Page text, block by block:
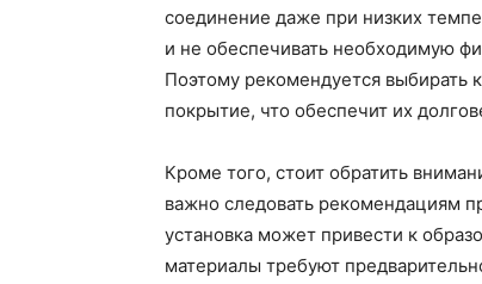
соединение даже при низких
и не обеспечивать необходимую
Поэтому рекомендуется
покрытие, что обеспечит их
Кроме того, стоит обратить
важно следовать рекомендациям
установка может привести к
материалы требуют